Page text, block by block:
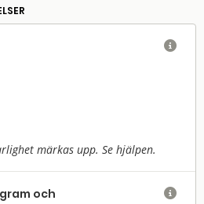
märkas upp. Se hjälpen.

och
